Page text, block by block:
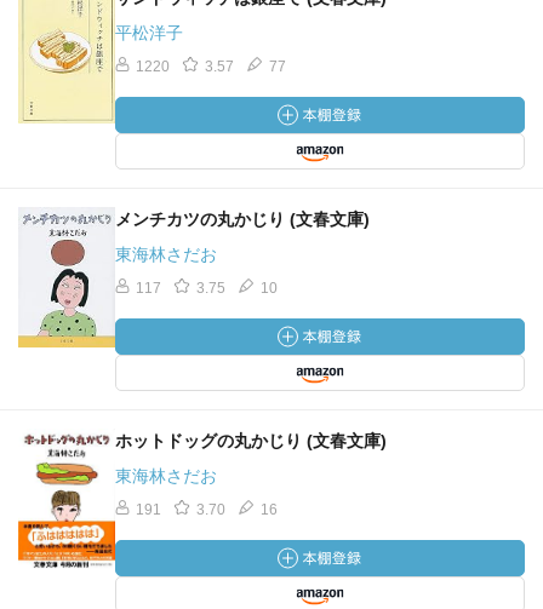
平松洋子
1220 3.57 77
メンチカツの丸かじり (文春文庫)
東海林さだお
117 3.75 10
ホットドッグの丸かじり (文春文庫)
東海林さだお
191 3.70 16